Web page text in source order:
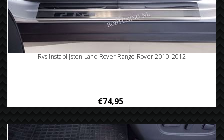
Rvs instaplijsten Land Rover Range Rover 2010-2012
€74,95